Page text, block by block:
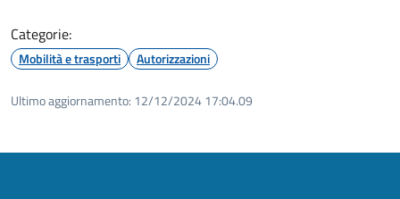
Categorie:
Mobilità e trasporti Autorizzazioni
Ultimo aggiornamento: 12/12/2024 17:04.09